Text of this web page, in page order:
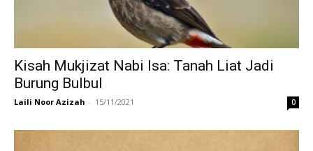
Kisah Mukjizat Nabi Isa: Tanah Liat Jadi
Burung Bulbul
Laili Noor Azizah - 15/11/2021 0